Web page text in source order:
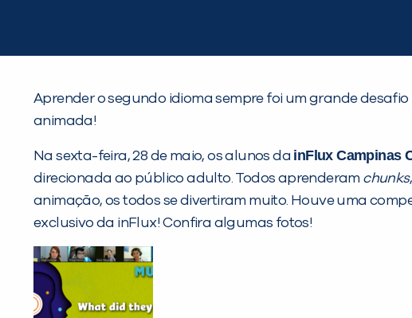
Aprender o segundo idioma sempre foi um grande
animada!
Na sexta-feira, 28 de maio, os alunos da inFlux Campinas
direcionada ao público adulto. Todos aprenderam chunks
animação, os todos se divertiram muito. Houve uma
exclusivo da inFlux! Confira algumas fotos!